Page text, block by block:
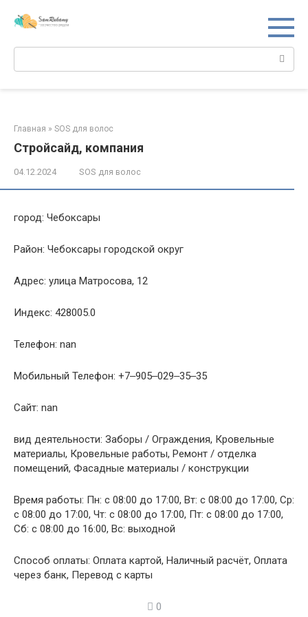
Главная » SOS для волос
Стройсайд, компания
04.12.2024 SOS для волос
город: Чебоксары
Район: Чебоксары городской округ
Адрес: улица Матросова, 12
Индекс: 428005.0
Телефон: nan
Мобильный Телефон: +7‒905‒029‒35‒35
Сайт: nan
вид деятельности: Заборы / Ограждения, Кровельные
материалы, Кровельные работы, Ремонт / отделка
помещений, Фасадные материалы / конструкции
Время работы: Пн: с 08:00 до 17:00, Вт: с 08:00 до 17:00, Ср:
с 08:00 до 17:00, Чт: с 08:00 до 17:00, Пт: с 08:00 до 17:00,
Сб: с 08:00 до 16:00, Вс: выходной
Способ оплаты: Оплата картой, Наличный расчёт, Оплата
через банк, Перевод с карты
0